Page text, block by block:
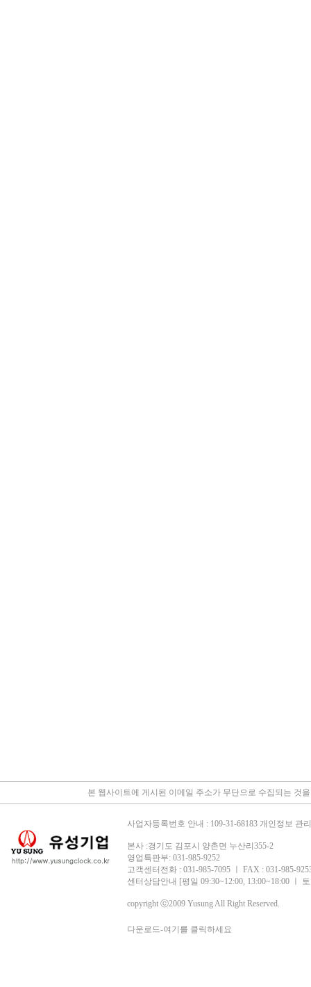
본 웹사이트에 게시된 이메일 주소가 무단으로 수집되는 것
사업자등록번호 안내 : 109-31-68183 개인정보 관
본사 :경기도 김포시 양촌면 누산리355-2
영업특판부: 031-985-9252
고객센터전화 : 031-985-7095 ㅣ FAX : 031-985-
센터상담안내 [평일 09:30~12:00, 13:00~18:00 ㅣ
copyright ⓒ2009 Yusung All Right Reserved.
다운로드-여기를 클릭하세요